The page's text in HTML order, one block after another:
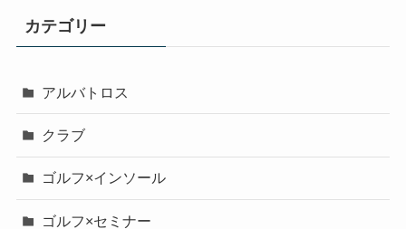
カテゴリー
アルバトロス
クラブ
ゴルフ×インソール
ゴルフ×セミナー